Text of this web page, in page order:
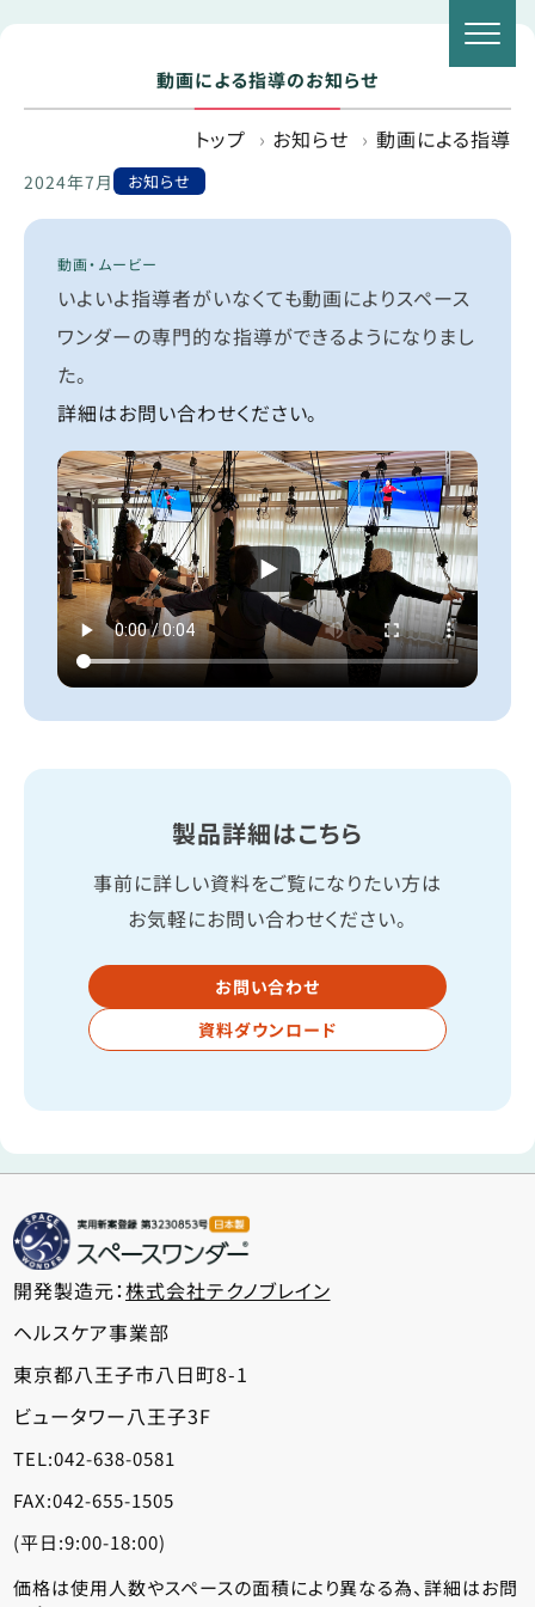
動画による指導のお知らせ
トップ お知らせ 動画による指導
2024年7月 お知らせ
動画・ムービー
いよいよ指導者がいなくても動画によりスペース
ワンダーの専門的な指導ができるようになりまし
た。
詳細はお問い合わせください。
製品詳細はこちら
事前に詳しい資料をご覧になりたい方は
お気軽にお問い合わせください。
お問い合わせ
資料ダウンロード
開発製造元：株式会社テクノブレイン
ヘルスケア事業部
東京都八王子市八日町8-1
ビュータワー八王子3F
TEL:042-638-0581
FAX:042-655-1505
(平日:9:00-18:00)
価格は使用人数やスペースの面積により異なる為、詳細はお問